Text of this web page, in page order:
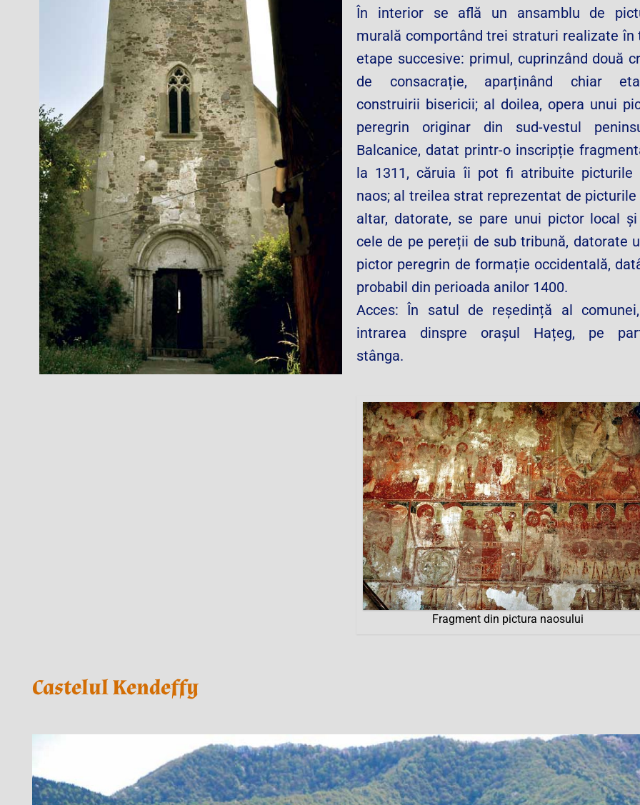
În interior se află un ansamblu de
murală comportând trei straturi realizate în
etape succesive: primul, cuprinzând două
de consacrație, aparținând chiar
construirii bisericii; al doilea, opera unui
peregrin originar din sud-vestul
Balcanice, datat printr-o inscripție
la 1311, căruia îi pot fi atribuite picturile
naos; al treilea strat reprezentat de picturile
altar, datorate, se pare unui pictor local
cele de pe pereții de sub tribună, datorate
pictor peregrin de formație occidentală,
probabil din perioada anilor 1400.
Acces: În satul de reședință al
intrarea dinspre orașul Hațeg, pe
stânga.
Fragment din pictura naosului
Castelul Kendeffy